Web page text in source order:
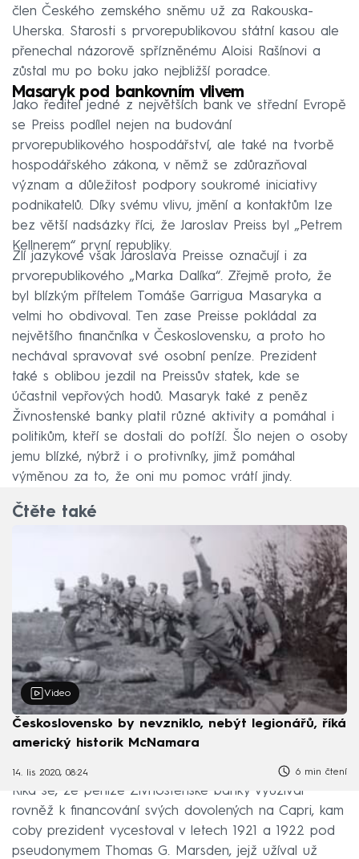
člen Českého zemského sněmu už za Rakouska-
Uherska. Starosti s prvorepublikovou státní kasou ale
přenechal názorově spřízněnému Aloisi Rašínovi a
zůstal mu po boku jako nejbližší poradce.
Masaryk pod bankovním vlivem
Jako ředitel jedné z největších bank ve střední Evropě
se Preiss podílel nejen na budování
prvorepublikového hospodářství, ale také na tvorbě
hospodářského zákona, v němž se zdůrazňoval
význam a důležitost podpory soukromé iniciativy
podnikatelů. Díky svému vlivu, jmění a kontaktům lze
bez větší nadsázky říci, že Jaroslav Preiss byl „Petrem
Kellnerem“ první republiky.
Zlí jazykové však Jaroslava Preisse označují i za
prvorepublikového „Marka Dalíka“. Zřejmě proto, že
byl blízkým přítelem Tomáše Garrigua Masaryka a
velmi ho obdivoval. Ten zase Preisse pokládal za
největšího finančníka v Československu, a proto ho
nechával spravovat své osobní peníze. Prezident
také s oblibou jezdil na Preissův statek, kde se
účastnil vepřových hodů. Masaryk také z peněz
Živnostenské banky platil různé aktivity a pomáhal i
politikům, kteří se dostali do potíží. Šlo nejen o osoby
jemu blízké, nýbrž i o protivníky, jimž pomáhal
výměnou za to, že oni mu pomoc vrátí jindy.
Čtěte také
Video
Československo by nevzniklo, nebýt legionářů, říká
americký historik McNamara
14. lis 2020, 08:24 6 min čtení
Říká se, že peníze Živnostenské banky využíval
rovněž k financování svých dovolených na Capri, kam
coby prezident vycestoval v letech 1921 a 1922 pod
pseudonymem Thomas G. Marsden, jejž užíval už